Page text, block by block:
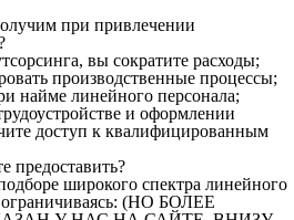
при привлечении
вы сократите расходы;
производственные процессы;
найме линейного персонала;
и оформлении
доступ к квалифицированным
предоставить?
широкого спектра линейного
ограничиваясь: (НО БОЛЕЕ